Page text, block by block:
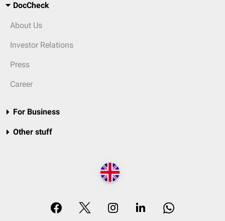
DocCheck
About Us
Investor Relations
Press
Career
For Business
Other stuff